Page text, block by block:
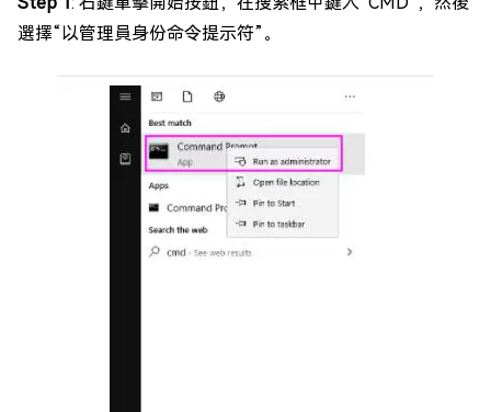
選擇“以管理員身份命令提示符”。